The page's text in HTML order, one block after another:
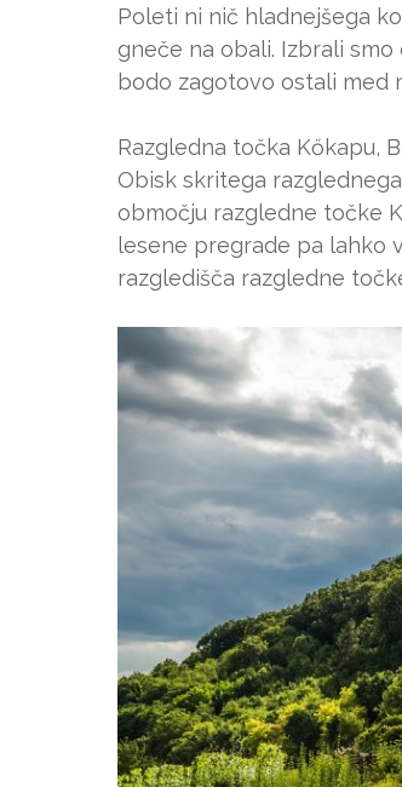
Poleti ni nič hladnejšega
gneče na obali. Izbrali
bodo zagotovo ostali med
Razgledna točka Kőkapu,
Obisk skritega
območju razgledne točke
lesene pregrade pa lahko
razgledišča razgledne